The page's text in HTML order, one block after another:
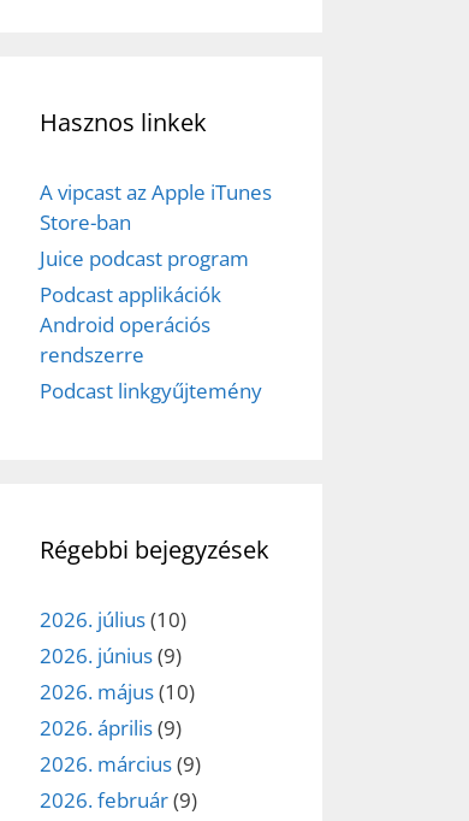
Hasznos linkek
A vipcast az Apple iTunes
Store-ban
Juice podcast program
Podcast applikációk
Android operációs
rendszerre
Podcast linkgyűjtemény
Régebbi bejegyzések
2026. július(10)
2026. június(9)
2026. május(10)
2026. április(9)
2026. március(9)
2026. február(9)